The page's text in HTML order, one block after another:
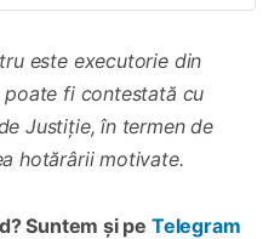
este executorie din
poate fi contestată cu
Justiție, în termen de
hotărârii motivate.
Suntem și pe Telegram